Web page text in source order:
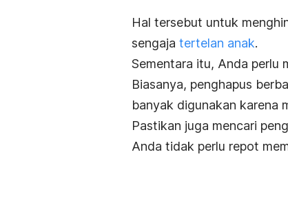
Hal tersebut untuk
sengaja tertelan anak.
Sementara itu, Anda perlu
Biasanya, penghapus
banyak digunakan karena
Pastikan juga mencari
Anda tidak perlu repot